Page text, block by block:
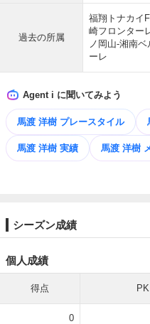
過去の所属
福翔トナカイ
崎フロンター
ノ岡山-湘南
ーレ
Agent i に聞いてみよう
馬渡 洋樹 プレースタイル
馬渡 洋樹 実績 馬渡 洋樹
シーズン成績
個人成績
得点 PK
0